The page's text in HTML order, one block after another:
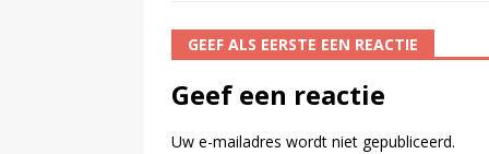
GEEF ALS EERSTE EEN REACTIE
Geef een reactie
Uw e-mailadres wordt niet gepubliceerd.